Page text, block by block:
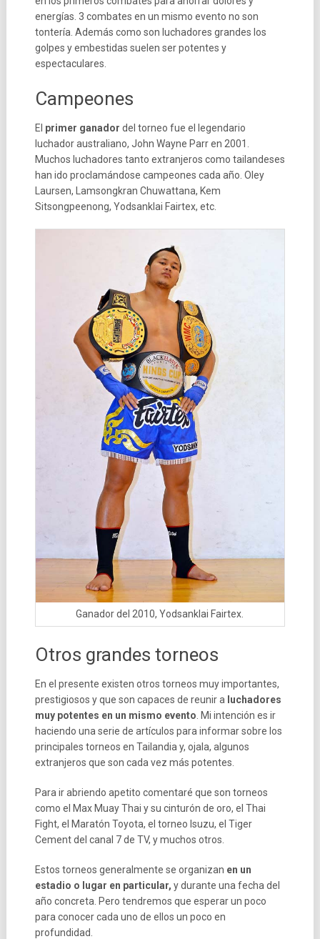
energías. 3 combates en un mismo evento no son
tontería. Además como son luchadores grandes los
golpes y embestidas suelen ser potentes y
espectaculares.
Campeones
El primer ganador del torneo fue el legendario
luchador australiano, John Wayne Parr en 2001.
Muchos luchadores tanto extranjeros como tailandeses
han ido proclamándose campeones cada año. Oley
Laursen, Lamsongkran Chuwattana, Kem
Sitsongpeenong, Yodsanklai Fairtex, etc.
Ganador del 2010, Yodsanklai Fairtex.
Otros grandes torneos
En el presente existen otros torneos muy importantes,
prestigiosos y que son capaces de reunir a luchadores
muy potentes en un mismo evento . Mi intención es ir
haciendo una serie de artículos para informar sobre los
principales torneos en Tailandia y, ojala, algunos
extranjeros que son cada vez más potentes.
Para ir abriendo apetito comentaré que son torneos
como el Max Muay Thai y su cinturón de oro, el Thai
Fight, el Maratón Toyota, el torneo Isuzu, el Tiger
Cement del canal 7 de TV, y muchos otros.
Estos torneos generalmente se organizan en un
estadio o lugar en particular, y durante una fecha del
año concreta. Pero tendremos que esperar un poco
para conocer cada uno de ellos un poco en
profundidad.